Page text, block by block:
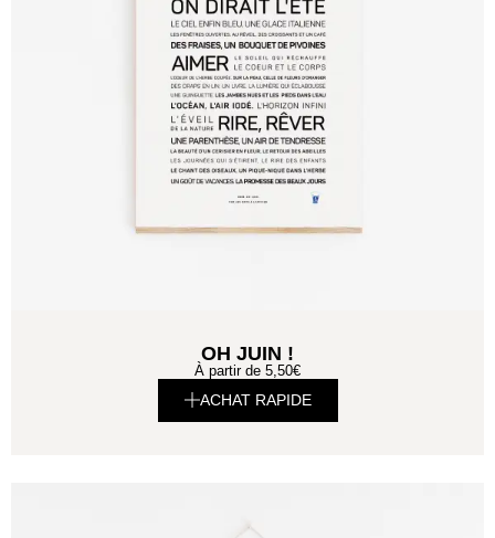
OH JUIN !
À partir de 5,50€
ACHAT RAPIDE